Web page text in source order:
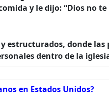
y le dijo: “Dios no te
estructurados, donde las
dentro de la
en Estados Unidos?